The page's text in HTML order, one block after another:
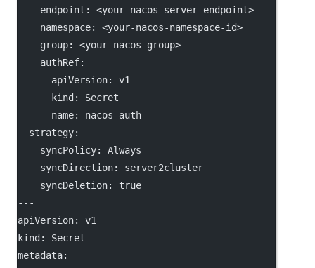
endpoint : <your-nacos-server-endpoint>
namespace: <your-nacos-namespace-id>
group: <your-nacos-group>
authRef:
apiVersion: v1
kind: Secret
name: nacos-auth
strategy:
syncPolicy: Always
syncDirection: server2cluster
syncDeletion: true
---
apiVersion: v1
kind: Secret
metadata: